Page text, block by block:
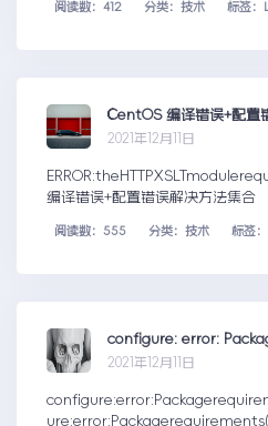
阅读数：412 分类：技术 标签：
CentOS 编译错误+配置
2021年12月11日
编译错误+配置错误解决方法集合
阅读数：555 分类：技术 标签
2021年12月11日